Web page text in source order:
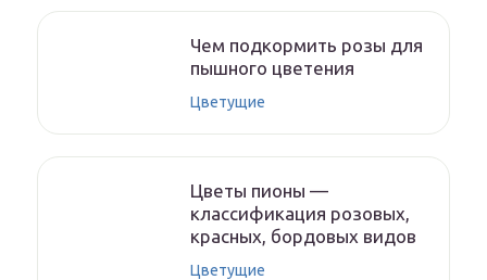
Чем подкормить розы для
пышного цветения
Цветущие
Цветы пионы —
классификация розовых,
красных, бордовых видов
Цветущие